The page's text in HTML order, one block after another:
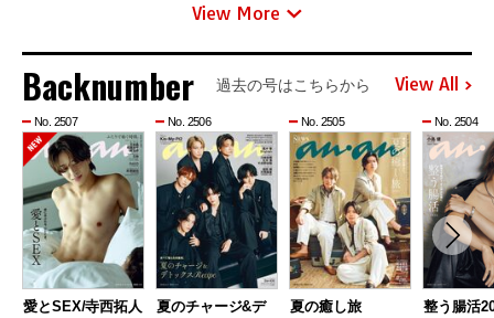
View More
Backnumber 過去の号はこちらから View All
No. 2507
愛とSEX/寺西拓人
No. 2506
夏のチャージ&デ
No. 2505
夏の癒し旅
No. 2504
整う腸活